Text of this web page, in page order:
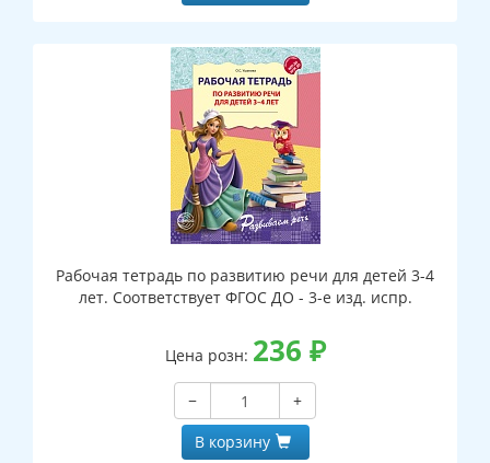
Рабочая тетрадь по развитию речи для детей 3-4
лет. Соответствует ФГОС ДО - 3-е изд. испр.
Цена розн: 236 ₽
−
+
В корзину